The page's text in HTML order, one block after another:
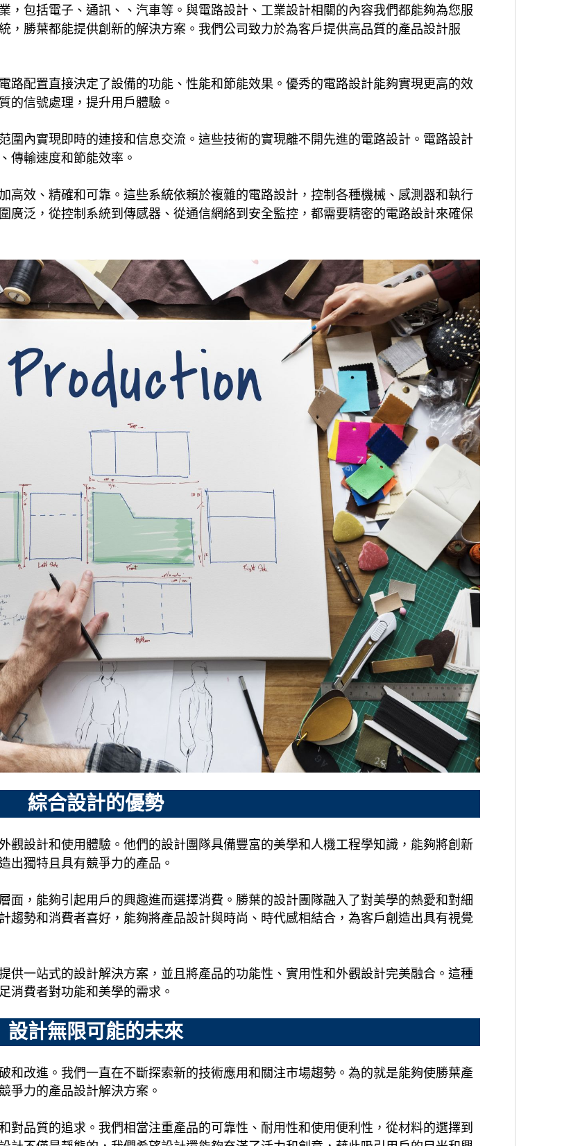
，包括電子、通訊、、汽車等。與電路設計、工業設計相關的內容我們都能夠為您服
，勝葉都能提供創新的解決方案。我們公司致力於為客戶提供高品質的產品設計服
路配置直接決定了設備的功能、性能和節能效果。優秀的電路設計能夠實現更高的效
的信號處理，提升用戶體驗。
圍內實現即時的連接和信息交流。這些技術的實現離不開先進的電路設計。電路設計
傳輸速度和節能效率。
高效、精確和可靠。這些系統依賴於複雜的電路設計，控制各種機械、感測器和執行
廣泛，從控制系統到傳感器、從通信網絡到安全監控，都需要精密的電路設計來確保
綜合設計的優勢
觀設計和使用體驗。他們的設計團隊具備豐富的美學和人機工程學知識，能夠將創新
出獨特且具有競爭力的產品。
面，能夠引起用戶的興趣進而選擇消費。勝葉的設計團隊融入了對美學的熱愛和對細
趨勢和消費者喜好，能夠將產品設計與時尚、時代感相結合，為客戶創造出具有視覺
供一站式的設計解決方案，並且將產品的功能性、實用性和外觀設計完美融合。這種
消費者對功能和美學的需求。
設計無限可能的未來
和改進。我們一直在不斷探索新的技術應用和關注市場趨勢。為的就是能夠使勝葉產
爭力的產品設計解決方案。
對品質的追求。我們相當注重產品的可靠性、耐用性和使用便利性，從材料的選擇到